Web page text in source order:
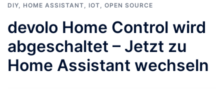
DIY
HOME ASSISTANT IOT OPEN SOURCE
devolo Home Control wird
abgeschaltet – Jetzt zu
Home Assistant wechseln